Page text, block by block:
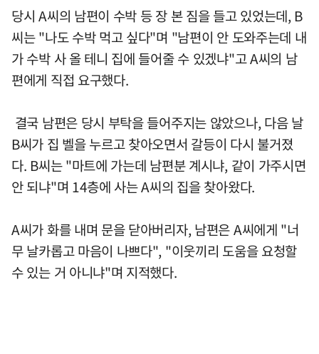
당시 A씨의 남편이 수박 등 장 본 짐을 들고 있었는데, B
씨는 "나도 수박 먹고 싶다"며 "남편이 안 도와주는데 내
가 수박 사 올 테니 집에 들어줄 수 있겠냐"고 A씨의 남
편에게 직접 요구했다.
결국 남편은 당시 부탁을 들어주지는 않았으나, 다음 날
B씨가 집 벨을 누르고 찾아오면서 갈등이 다시 불거졌
다. B씨는 "마트에 가는데 남편분 계시냐, 같이 가주시면
안 되냐"며 14층에 사는 A씨의 집을 찾아왔다.
A씨가 화를 내며 문을 닫아버리자, 남편은 A씨에게 "너
무 날카롭고 마음이 나쁘다", "이웃끼리 도움을 요청할
수 있는 거 아니냐"며 지적했다.